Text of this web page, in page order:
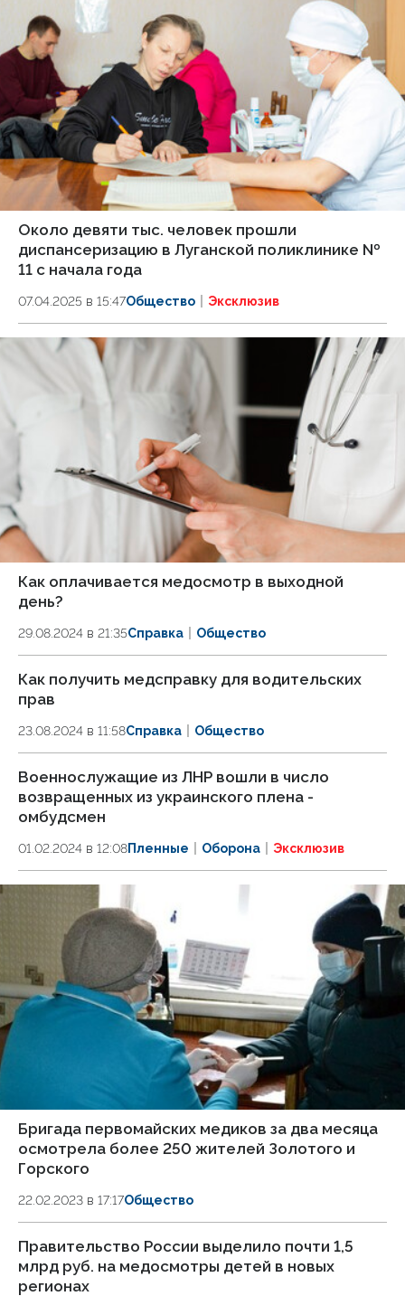
Около девяти тыс. человек прошли
диспансеризацию в Луганской поликлинике №
11 с начала года
07.04.2025 в 15:47Общество Эксклюзив
Как оплачивается медосмотр в выходной
день?
29.08.2024 в 21:35Справка Общество
Как получить медсправку для водительских
прав
23.08.2024 в 11:58Справка Общество
Военнослужащие из ЛНР вошли в число
возвращенных из украинского плена -
омбудсмен
01.02.2024 в 12:08Пленные Оборона Эксклюзив
Бригада первомайских медиков за два месяца
осмотрела более 250 жителей Золотого и
Горского
22.02.2023 в 17:17Общество
Правительство России выделило почти 1,5
млрд руб. на медосмотры детей в новых
регионах